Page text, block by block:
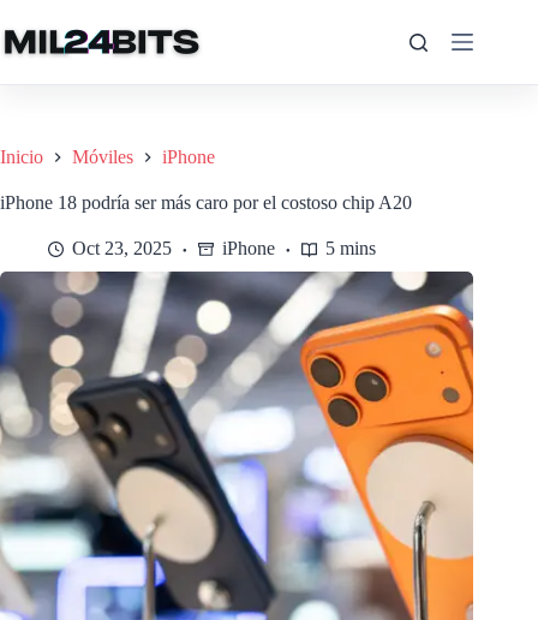
al
contenido
Inicio Móviles iPhone
iPhone 18 podría ser más caro por el costoso chip A20
Oct 23, 2025 iPhone 5 mins